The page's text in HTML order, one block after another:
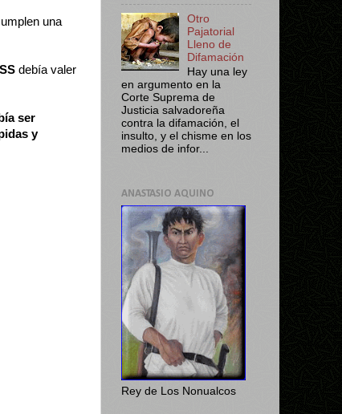
una
debía valer
ser
y
Otro
Pajatorial
Lleno de
Difamación
Hay una ley
en argumento en la
Corte Suprema de
Justicia salvadoreña
contra la difamación, el
insulto, y el chisme en los
medios de infor...
ANASTASIO AQUINO
Rey de Los Nonualcos